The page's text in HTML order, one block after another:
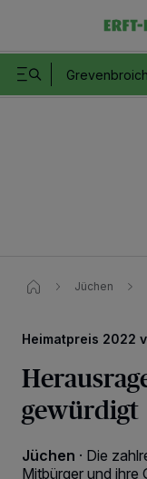
Grevenbroich
Jüchen
Heimatpreis 2022
gewürdigt
Jüchen · Die
Mitbürger und ihre